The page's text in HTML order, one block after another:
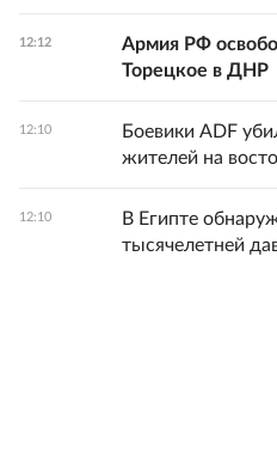
12:12
Армия РФ
Торецкое в ДНР
12:10
Боевики ADF
жителей на
12:10
В Египте
тысячелетней